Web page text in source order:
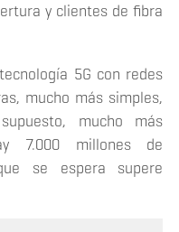
y clientes de fibra
5G con redes
mucho más simples,
mucho más
7.000 millones de
se espera supere